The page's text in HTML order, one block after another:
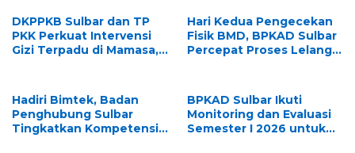
Pemenuhan Gizi
DKPPKB Sulbar dan TP
PKK Perkuat Intervensi
Gizi Terpadu di Mamasa,
Sejahtera
Hari Kedua Pengecekan
Fisik BMD, BPKAD Sulbar
Percepat Proses Lelang
Hadiri Bimtek, Badan
Penghubung Sulbar
Tingkatkan Kompetensi
BPKAD Sulbar Ikuti
Monitoring dan Evaluasi
Semester I 2026 untuk